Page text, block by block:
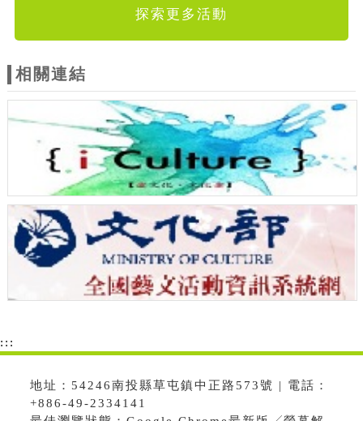
探索更多活動
相關連結
:::
地址：54246南投縣草屯鎮中正路573號 | 電話：
+886-49-2334141